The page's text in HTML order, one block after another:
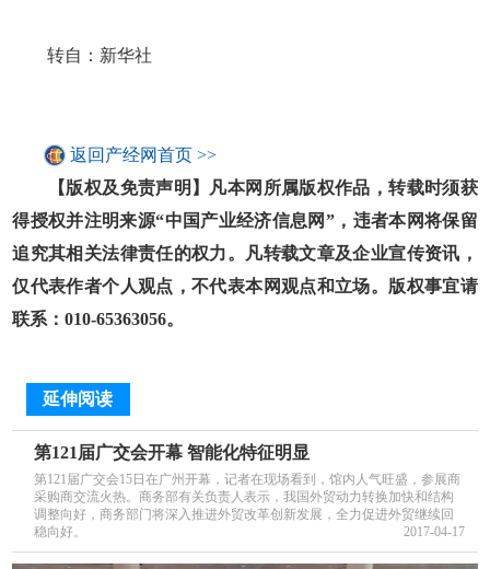
转自：新华社
返回产经网首页 >>
【版权及免责声明】凡本网所属版权作品，转载时须获
得授权并注明来源“中国产业经济信息网”，违者本网将保留
追究其相关法律责任的权力。凡转载文章及企业宣传资讯，
仅代表作者个人观点，不代表本网观点和立场。版权事宜请
联系：010-65363056。
延伸阅读
第121届广交会开幕 智能化特征明显
第121届广交会15日在广州开幕，记者在现场看到，馆内人气旺盛，参展商
采购商交流火热。商务部有关负责人表示，我国外贸动力转换加快和结构
调整向好，商务部门将深入推进外贸改革创新发展，全力促进外贸继续回
稳向好。
2017-04-17